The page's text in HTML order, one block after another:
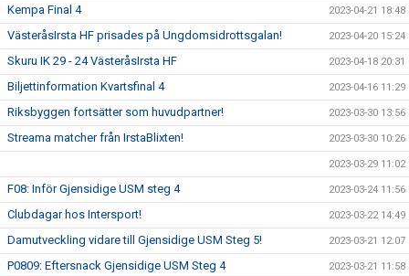
Kempa Final 4 2023-04-21 18:48
VästeråsIrsta HF prisades på Ungdomsidrottsgalan! 2023-04-20 15:24
Skuru IK 29 - 24 VästeråsIrsta HF 2023-04-18 20:31
Biljettinformation Kvartsfinal 4 2023-04-16 11:29
Riksbyggen fortsätter som huvudpartner! 2023-03-30 13:56
Streama matcher från IrstaBlixten! 2023-03-30 10:26
2023-03-29 11:02
F08: Inför Gjensidige USM steg 4 2023-03-24 11:56
Clubdagar hos Intersport! 2023-03-22 14:49
Damutveckling vidare till Gjensidige USM Steg 5! 2023-03-21 12:07
P0809: Eftersnack Gjensidige USM Steg 4 2023-03-21 11:58